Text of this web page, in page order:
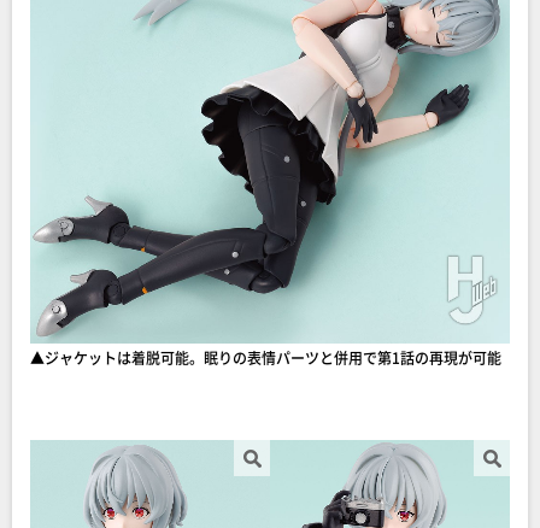
▲ジャケットは着脱可能。眠りの表情パーツと併用で第1話の再現が可能